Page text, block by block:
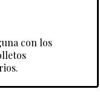
con los